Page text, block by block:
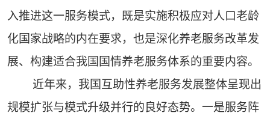
入推进这一服务模式，既是实施积极应对人口老龄
化国家战略的内在要求，也是深化养老服务改革发
展、构建适合我国国情养老服务体系的重要内容。
近年来，我国互助性养老服务发展整体呈现出
规模扩张与模式升级并行的良好态势。一是服务阵